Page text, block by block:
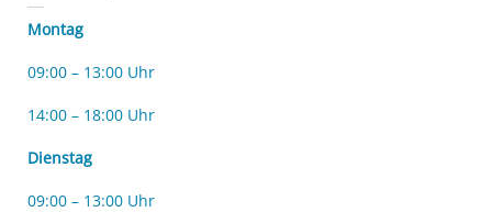
Montag
09:00 – 13:00 Uhr
14:00 – 18:00 Uhr
Dienstag
09:00 – 13:00 Uhr